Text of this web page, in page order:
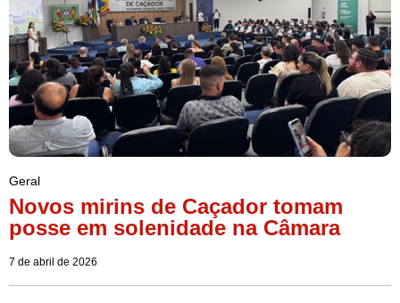
Geral
Novos mirins de Caçador tomam
posse em solenidade na Câmara
7 de abril de 2026